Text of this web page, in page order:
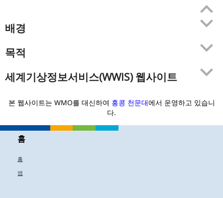
배경
목적
세계기상정보서비스(WWIS) 웹사이트
본 웹사이트는 WMO를 대신하여 홍콩 천문대에서 운영하고 있습니
다.
홈
홈
앱